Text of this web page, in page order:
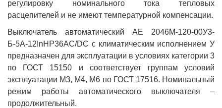
регулировку номинального тока тепловых
расцепителей и не имеют температурной компенсации.
Выключатель автоматический АЕ 2046М-120-00У3-
Б-5А-12InНР36AC/DC с климатическим исполнением У
предназначен для эксплуатации в условиях категории 3
по ГОСТ 15150 и соответствует группам условий
эксплуатации М3, М4, М6 по ГОСТ 17516. Номинальный
режим работы автоматического выключателя –
продолжительный.